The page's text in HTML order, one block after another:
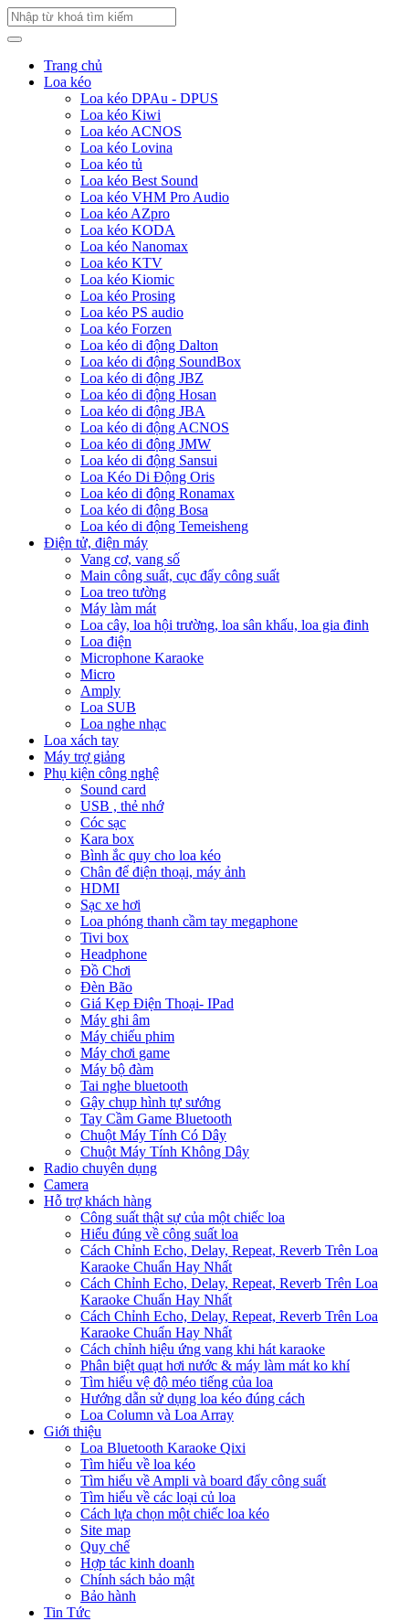
Trang chủ
Loa kéo
Loa kéo DPAu - DPUS
Loa kéo Kiwi
Loa kéo ACNOS
Loa kéo Lovina
Loa kéo tủ
Loa kéo Best Sound
Loa kéo VHM Pro Audio
Loa kéo AZpro
Loa kéo KODA
Loa kéo Nanomax
Loa kéo KTV
Loa kéo Kiomic
Loa kéo Prosing
Loa kéo PS audio
Loa kéo Forzen
Loa kéo di động Dalton
Loa kéo di động SoundBox
Loa kéo di động JBZ
Loa kéo di động Hosan
Loa kéo di động JBA
Loa kéo di động ACNOS
Loa kéo di động JMW
Loa kéo di động Sansui
Loa Kéo Di Động Oris
Loa kéo di động Ronamax
Loa kéo di động Bosa
Loa kéo di động Temeisheng
Điện tử, điện máy
Vang cơ, vang số
Main công suất, cục đẩy công suất
Loa treo tường
Máy làm mát
Loa cây, loa hội trường, loa sân khấu, loa gia đinh
Loa điện
Microphone Karaoke
Micro
Amply
Loa SUB
Loa nghe nhạc
Loa xách tay
Máy trợ giảng
Phụ kiện công nghệ
Sound card
USB , thẻ nhớ
Cóc sạc
Kara box
Bình ắc quy cho loa kéo
Chân để điện thoại, máy ảnh
HDMI
Sạc xe hơi
Loa phóng thanh cầm tay megaphone
Tivi box
Headphone
Đồ Chơi
Đèn Bão
Giá Kẹp Điện Thoại- IPad
Máy ghi âm
Máy chiếu phim
Máy chơi game
Máy bộ đàm
Tai nghe bluetooth
Gậy chụp hình tự sướng
Tay Cầm Game Bluetooth
Chuột Máy Tính Có Dây
Chuột Máy Tính Không Dây
Radio chuyên dụng
Camera
Hỗ trợ khách hàng
Công suất thật sự của một chiếc loa
Hiểu đúng về công suất loa
Cách Chỉnh Echo, Delay, Repeat, Reverb Trên Loa
Karaoke Chuẩn Hay Nhất
Cách Chỉnh Echo, Delay, Repeat, Reverb Trên Loa
Karaoke Chuẩn Hay Nhất
Cách Chỉnh Echo, Delay, Repeat, Reverb Trên Loa
Karaoke Chuẩn Hay Nhất
Cách chỉnh hiệu ứng vang khi hát karaoke
Phân biệt quạt hơi nước & máy làm mát ko khí
Tìm hiểu vệ độ méo tiếng của loa
Hướng dẫn sử dụng loa kéo đúng cách
Loa Column và Loa Array
Giới thiệu
Loa Bluetooth Karaoke Qixi
Tìm hiểu về loa kéo
Tìm hiểu về Ampli và board đẩy công suất
Tìm hiểu về các loại củ loa
Cách lựa chọn một chiếc loa kéo
Site map
Quy chế
Hợp tác kinh doanh
Chính sách bảo mật
Bảo hành
Tin Tức